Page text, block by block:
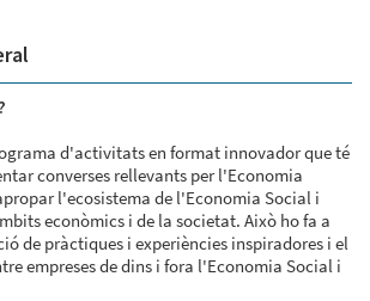
d'activitats en format innovador que té
converses rellevants per l'Economia
l'ecosistema de l'Economia Social i
econòmics i de la societat. Això ho fa a
de pràctiques i experiències inspiradores i el
empreses de dins i fora l'Economia Social i